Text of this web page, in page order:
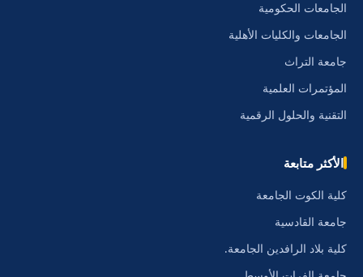
الجامعات الحكومية
الجامعات والكليات الأهلية
جامعة التراث
المؤتمرات العلمية
التقنية والحلول الرقمية
الأكثر متابعة
كلية الكوت الجامعة
جامعة القادسية
كلية بلاد الرافدين الجامعة.